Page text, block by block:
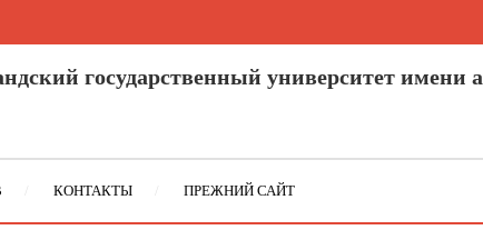
государственный университет имени
КОНТАКТЫ ПРЕЖНИЙ САЙТ